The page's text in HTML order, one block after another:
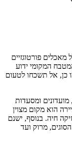
מאכלים פורטוגזיים
המקומי ידוע
כן, אל תשכחו לטעום
מועדונים ומסעדות
הוא מקום מצוין
חיה. בנוסף, ישנם
מרוק ועד